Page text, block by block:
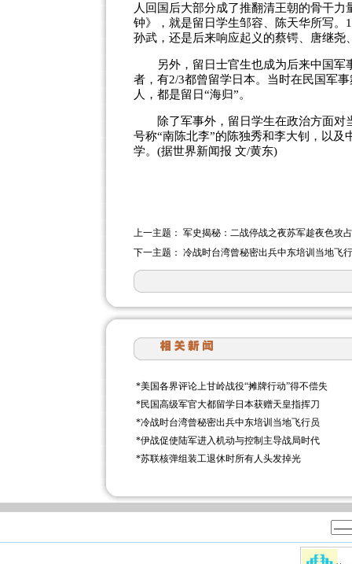
人回国后大部分成了推翻清王朝的骨干
钟》，就是留日学生邹容、陈天华所写
孙武，还是后来响应起义的蔡锷、唐继尧
另外，留日士官生也成为后来中国军
者，有2/3都曾留学日本。当时在民国军
人，都是留日“海归”。
除了军事外，留日学生在政治方面对
号称“南陈北李”的陈独秀和李大钊，以
学。(据世界新闻报 文/黄东)
上一主题： 军史揭秘：二战停战之夜苏军趁夜色攻
下一主题： 冷战时台湾曾秘密出兵中东培训当地飞
*美国各界评论上甘岭战役“摊牌行动”得不偿失
*民国高级军官大都留学日本获赠天皇指挥刀
*冷战时台湾曾秘密出兵中东培训当地飞行员
*伊战促使陆军进入机动与控制主导战局时代
*苏联核弹组装工退休时所有人头发掉光